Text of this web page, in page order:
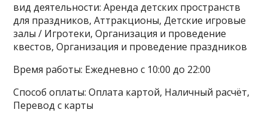
вид деятельности: Аренда детских пространств
для праздников, Аттракционы, Детские игровые
залы / Игротеки, Организация и проведение
квестов, Организация и проведение праздников
Время работы: Ежедневно с 10:00 до 22:00
Способ оплаты: Оплата картой, Наличный расчёт,
Перевод с карты